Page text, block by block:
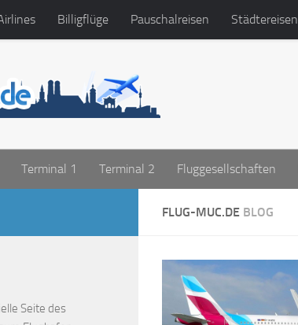
Billigflüge Pauschalreisen Städtereisen
Terminal 1 Terminal 2 Fluggesellschaften
FLUG-MUC.DE BLOG
Seite des